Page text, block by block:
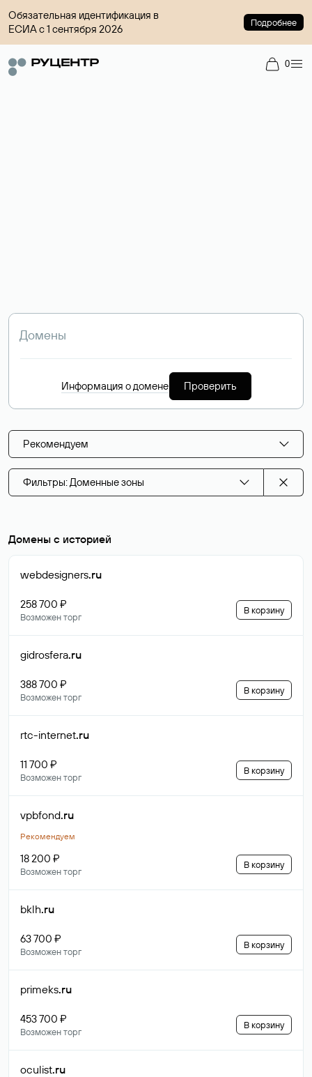
Обязательная идентификация в
ЕСИА с 1 сентября 2026
Подробнее
0
Информация о домене Проверить
Рекомендуем
Фильтры: Доменные зоны
Домены с историей
webdesigners.ru
258 700 ₽
Возможен торг
В корзину
gidrosfera.ru
388 700 ₽
Возможен торг
В корзину
rtc-internet.ru
11 700 ₽
Возможен торг
В корзину
vpbfond.ru
Рекомендуем
18 200 ₽
Возможен торг
В корзину
bklh.ru
63 700 ₽
Возможен торг
В корзину
primeks.ru
453 700 ₽
Возможен торг
В корзину
oculist.ru